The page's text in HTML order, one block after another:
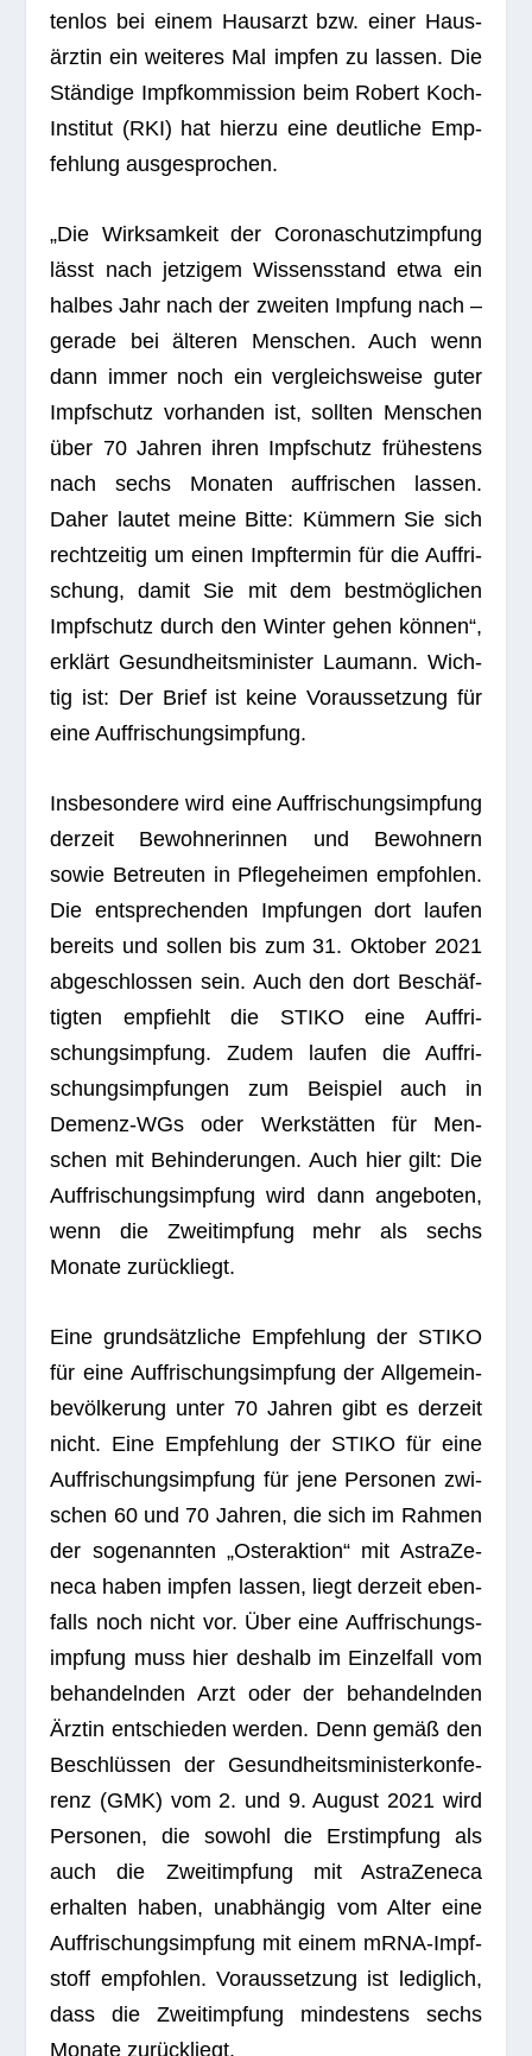
ten­los bei einem Haus­arzt bzw. einer Haus­
ärz­tin ein wei­te­res Mal imp­fen zu las­sen. Die
Stän­dige Impf­kom­mis­sion beim Robert Koch-
Insti­tut (RKI) hat hierzu eine deut­li­che Emp­
feh­lung ausgesprochen.
„Die Wirk­sam­keit der Coro­naschutz­imp­fung
lässt nach jet­zi­gem Wis­sens­stand etwa ein
hal­bes Jahr nach der zwei­ten Imp­fung nach –
gerade bei älte­ren Men­schen. Auch wenn
dann immer noch ein ver­gleichs­weise guter
Impf­schutz vor­han­den ist, soll­ten Men­schen
über 70 Jah­ren ihren Impf­schutz frü­hes­tens
nach sechs Mona­ten auf­fri­schen las­sen.
Daher lau­tet meine Bitte: Küm­mern Sie sich
recht­zei­tig um einen Impf­ter­min für die Auf­fri­
schung, damit Sie mit dem best­mög­li­chen
Impf­schutz durch den Win­ter gehen kön­nen“,
erklärt Gesund­heits­mi­nis­ter Lau­mann. Wich­
tig ist: Der Brief ist keine Vor­aus­set­zung für
eine Auffrischungsimpfung.
Ins­be­son­dere wird eine Auf­fri­schungs­imp­fung
der­zeit Bewoh­ne­rin­nen und Bewoh­nern
sowie Betreu­ten in Pfle­ge­hei­men emp­foh­len.
Die ent­spre­chen­den Imp­fun­gen dort lau­fen
bereits und sol­len bis zum 31. Okto­ber 2021
abge­schlos­sen sein. Auch den dort Beschäf­
tig­ten emp­fiehlt die STIKO eine Auf­fri­
schungs­imp­fung. Zudem lau­fen die Auf­fri­
schungs­imp­fun­gen zum Bei­spiel auch in
Demenz-WGs oder Werk­stät­ten für Men­
schen mit Behin­de­run­gen. Auch hier gilt: Die
Auf­fri­schungs­imp­fung wird dann ange­bo­ten,
wenn die Zweit­imp­fung mehr als sechs
Monate zurückliegt.
Eine grund­sätz­li­che Emp­feh­lung der STIKO
für eine Auf­fri­schungs­imp­fung der All­ge­mein­
be­völ­ke­rung unter 70 Jah­ren gibt es der­zeit
nicht. Eine Emp­feh­lung der STIKO für eine
Auf­fri­schungs­imp­fung für jene Per­so­nen zwi­
schen 60 und 70 Jah­ren, die sich im Rah­men
der soge­nann­ten „Oster­ak­tion“ mit Astra­Ze­
neca haben imp­fen las­sen, liegt der­zeit eben­
falls noch nicht vor. Über eine Auf­fri­schungs­
imp­fung muss hier des­halb im Ein­zel­fall vom
behan­deln­den Arzt oder der behan­deln­den
Ärz­tin ent­schie­den wer­den. Denn gemäß den
Beschlüs­sen der Gesund­heits­mi­nis­ter­kon­fe­
renz (GMK) vom 2. und 9. August 2021 wird
Per­so­nen, die sowohl die Erst­imp­fung als
auch die Zweit­imp­fung mit Astra­Ze­neca
erhal­ten haben, unab­hän­gig vom Alter eine
Auf­fri­schungs­imp­fung mit einem mRNA-Impf­
stoff emp­foh­len. Vor­aus­set­zung ist ledig­lich,
dass die Zweit­imp­fung min­des­tens sechs
Monate zurückliegt.